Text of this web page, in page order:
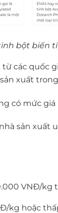
bột biến
các quốc
xuất
có mức
sản xuất
VNĐ/kg
kg hoặc